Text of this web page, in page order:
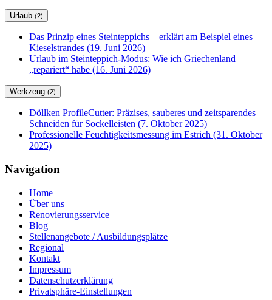
Urlaub (2)
Das Prinzip eines Steinteppichs – erklärt am Beispiel eines
Kieselstrandes (19. Juni 2026)
Urlaub im Steinteppich-Modus: Wie ich Griechenland
„repariert“ habe (16. Juni 2026)
Werkzeug (2)
Döllken ProfileCutter: Präzises, sauberes und zeitsparendes
Schneiden für Sockelleisten (7. Oktober 2025)
Professionelle Feuchtigkeitsmessung im Estrich (31. Oktober
2025)
Navigation
Home
Über uns
Renovierungsservice
Blog
Stellenangebote / Ausbildungsplätze
Regional
Kontakt
Impressum
Datenschutzerklärung
Privatsphäre-Einstellungen